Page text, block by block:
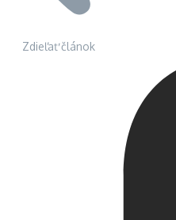
Zdieľať článok